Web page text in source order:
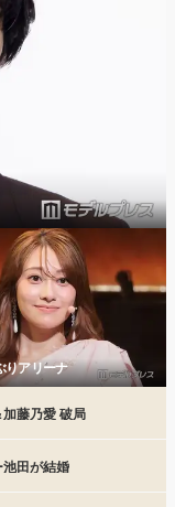
りアリーナ
藤乃愛 破局
田が結婚